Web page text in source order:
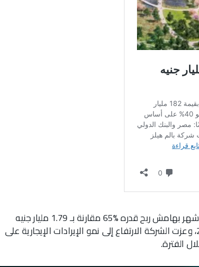
وبلغ صافي ربح الشركة 1.8 مليار جنيه خلال تسعة أشهر بهامش ربح قدره %65 مقارنة بـ 1.79 مليار جنيه
وهامش ربح %64 خلال نفس الفترة من عام 2024، وعزت الشركة الارتفاع إلى نمو الإيرادات الإيجارية على
الفترة.